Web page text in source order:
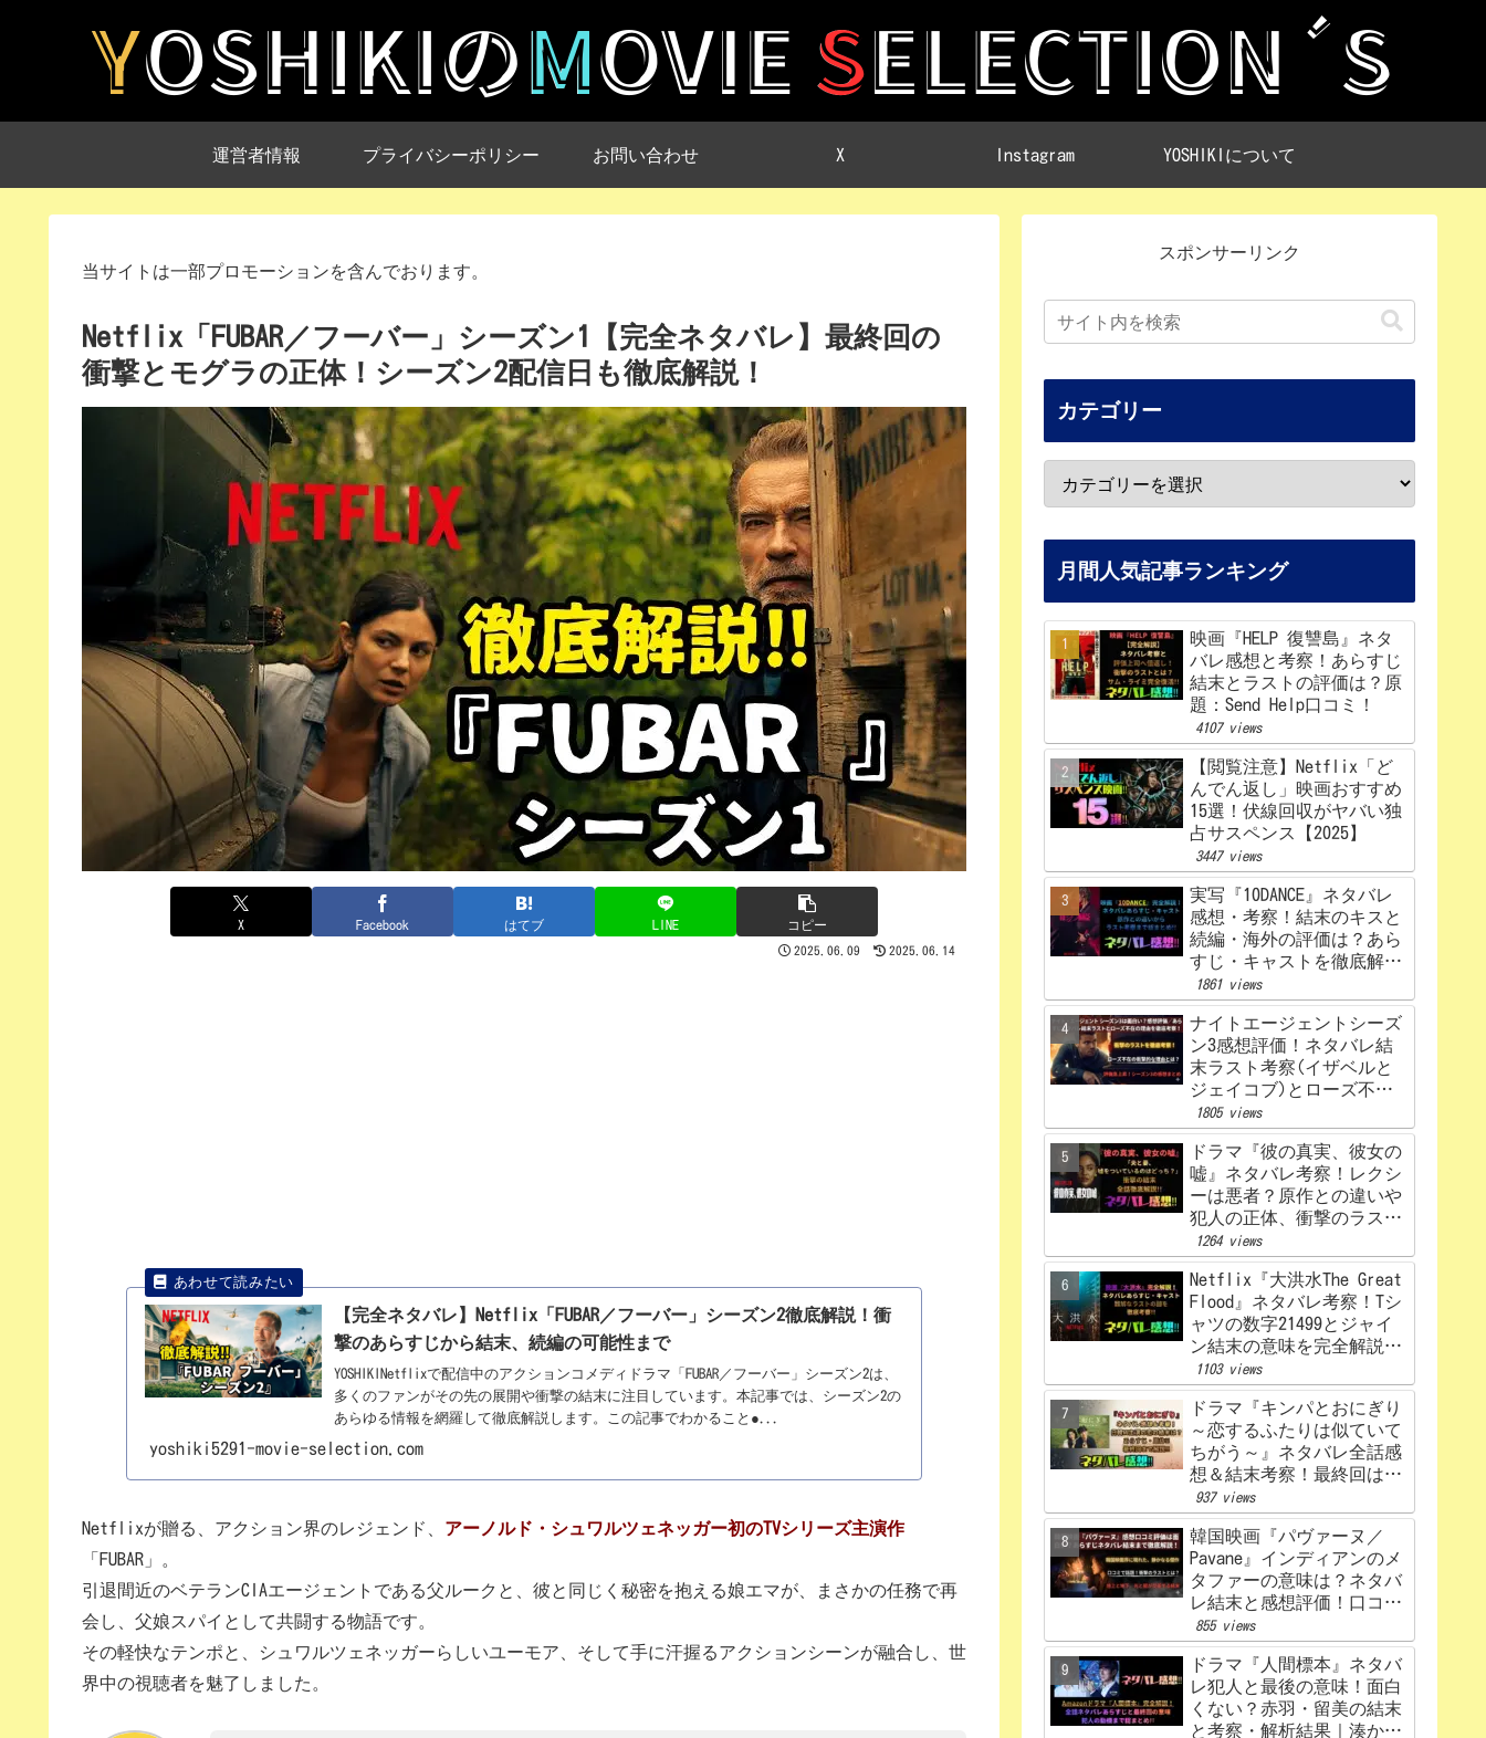
運営者情報 プライバシーポリシー お問い合わせ X Instagram YOSHIKIについて
当サイトは一部プロモーションを含んでおります。
Netflix「FUBAR／フーバー」シーズン1【完全ネタバレ】最終回の
衝撃とモグラの正体！シーズン2配信日も徹底解説！
X Facebook はてブ LINE コピー
2025.06.09 2025.06.14
【完全ネタバレ】Netflix「FUBAR／フーバー」シーズン2徹底解説！衝
撃のあらすじから結末、続編の可能性まで
YOSHIKINetflixで配信中のアクションコメディドラマ「FUBAR／フーバー」シーズン2は、
多くのファンがその先の展開や衝撃の結末に注目しています。本記事では、シーズン2の
あらゆる情報を網羅して徹底解説します。この記事でわかること●...
yoshiki5291-movie-selection.com
Netflixが贈る、アクション界のレジェンド、 アーノルド・シュワルツェネッガー初のTVシリーズ主演作
「FUBAR」。
引退間近のベテランCIAエージェントである父ルークと、彼と同じく秘密を抱える娘エマが、まさかの任務で再
会し、父娘スパイとして共闘する物語です。
その軽快なテンポと、シュワルツェネッガーらしいユーモア、そして手に汗握るアクションシーンが融合し、世
界中の視聴者を魅了しました。
スポンサーリンク
カテゴリー
月間人気記事ランキング
映画『HELP 復讐島』ネタ
バレ感想と考察！あらすじ
結末とラストの評価は？原
題：Send Help口コミ！
4107 views
【閲覧注意】Netflix「ど
んでん返し」映画おすすめ
15選！伏線回収がヤバい独
占サスペンス【2025】
3447 views
実写『10DANCE』ネタバレ
感想・考察！結末のキスと
続編・海外の評価は？あら
すじ・キャストを徹底解
説！【Netflix】
1861 views
ナイトエージェントシーズ
ン3感想評価！ネタバレ結
末ラスト考察(イザベルと
ジェイコブ)とローズ不在
の理由を解説‼
1805 views
ドラマ『彼の真実、彼女の
嘘』ネタバレ考察！レクシ
ーは悪者？原作との違いや
犯人の正体、衝撃のラスト
まで完全解説
1264 views
Netflix『大洪水The Great
Flood』ネタバレ考察！Tシ
ャツの数字21499とジャイ
ン結末の意味を完全解説！
感想、評価！
1103 views
ドラマ『キンパとおにぎり
～恋するふたりは似ていて
ちがう～』ネタバレ全話感
想＆結末考察！最終回はど
うなる？あらすじから原
作、キャスト相関図まで徹
底解説【赤楚衛二×カン・
ヘウォン】
937 views
韓国映画『パヴァーヌ／
Pavane』インディアンのメ
タファーの意味は？ネタバ
レ結末と感想評価！口コミ
あらすじ徹底考察
【Netflix】
855 views
ドラマ『人間標本』ネタバ
レ犯人と最後の意味！面白
くない？赤羽・留美の結末
と考察・解析結果｜湊かな